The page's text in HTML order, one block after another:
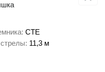
CTE
11,3 м